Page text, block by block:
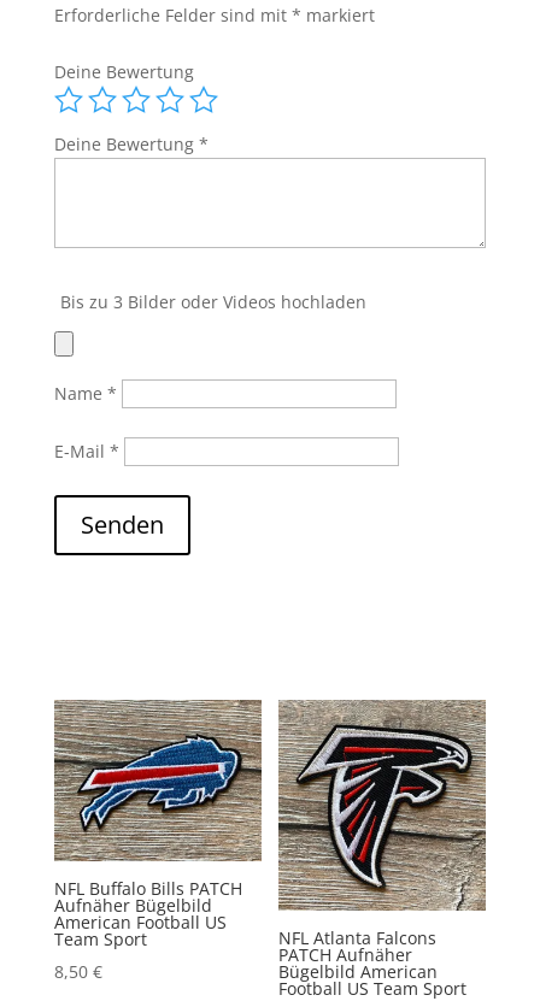
Weed
Menge
Erforderliche Felder sind mit * markiert
Deine Bewertung
Deine Bewertung *
Bis zu 3 Bilder oder Videos hochladen
Name *
E-Mail *
Senden
NFL Buffalo Bills PATCH
Aufnäher Bügelbild
American Football US
Team Sport
8,50 €
NFL Atlanta Falcons
PATCH Aufnäher
Bügelbild American
Football US Team Sport